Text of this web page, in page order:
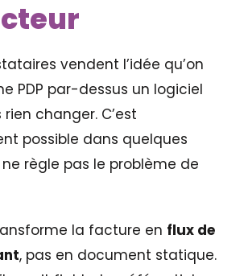
vendent l’idée qu’on
PDP par-dessus un logiciel
changer. C’est
possible dans quelques
règle pas le problème de
la facture en flux de
, pas en document statique.